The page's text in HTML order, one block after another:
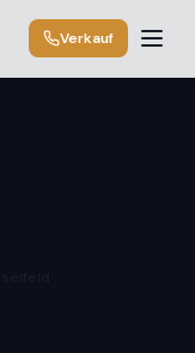
Verkauf